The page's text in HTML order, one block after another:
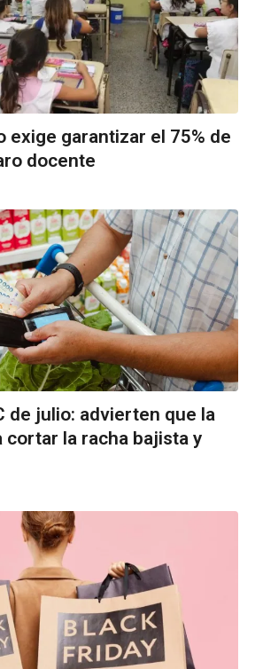
exige garantizar el 75% de
docente
de julio: advierten que la
cortar la racha bajista y